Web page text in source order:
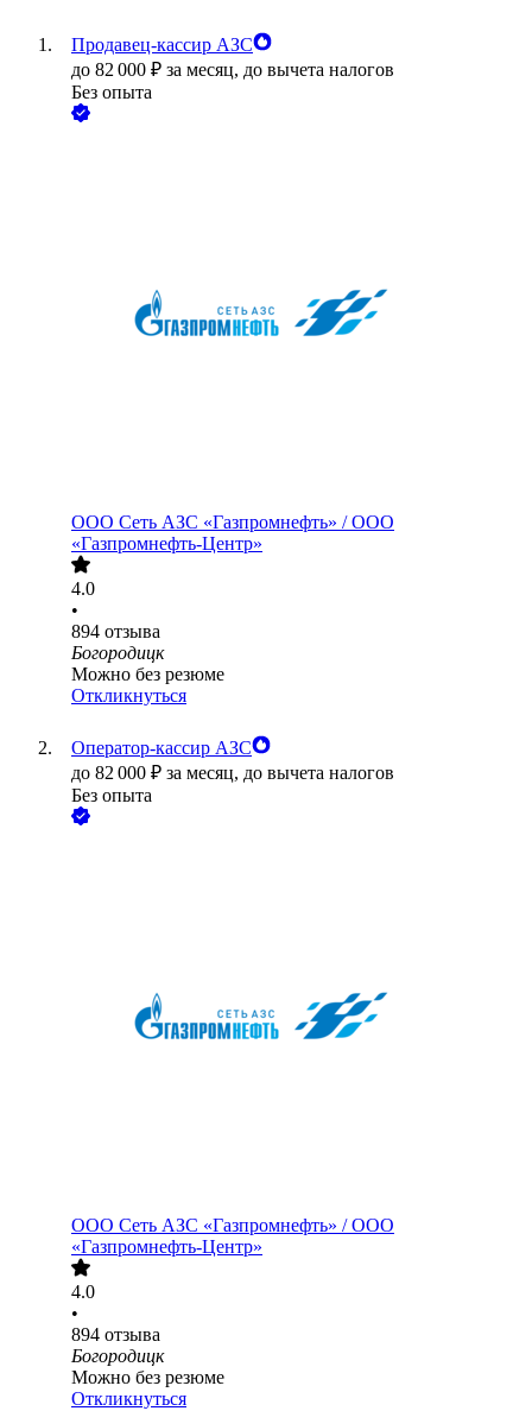
Продавец-кассир АЗС
до 82 000 ₽ за месяц, до вычета налогов
Без опыта
ООО Сеть АЗС «Газпромнефть» / ООО
«Газпромнефть-Центр»
4.0
•
894 отзыва
Богородицк
Можно без резюме
Откликнуться
Оператор-кассир АЗС
до 82 000 ₽ за месяц, до вычета налогов
Без опыта
ООО Сеть АЗС «Газпромнефть» / ООО
«Газпромнефть-Центр»
4.0
•
894 отзыва
Богородицк
Можно без резюме
Откликнуться